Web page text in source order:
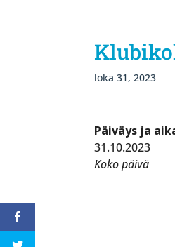
loka 31, 2023
Päiväys ja
31.10.2023
Koko päivä